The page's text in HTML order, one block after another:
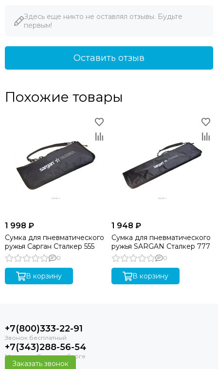
Здесь еще никто не оставлял отзывы. Будьте
первым!
Оставить отзыв
Похожие товары
1 998 ₽
Сумка для пневматического
ружья Сарган Сталкер 555
0
В корзину
1 948 ₽
Сумка для пневматического
ружья SARGAN Сталкер 777
0
В корзину
+7(800)333-22-91
+7(343)288-56-54
Заказать звонок